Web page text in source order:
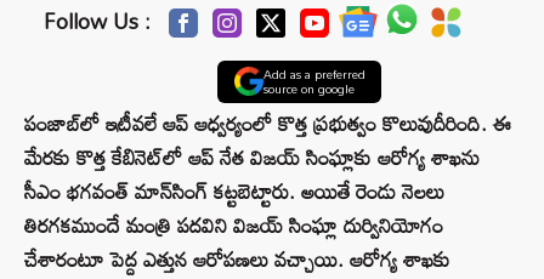
Follow Us :
Add as a preferred
source on google
పంజాబ్‌లో ఇటీవలే ఆప్ ఆధ్వర్యంలో కొత్త ప్రభుత్వం కొలువుదీరింది. ఈ
మేరకు కొత్త కేబినెట్‌లో ఆప్ నేత విజయ్ సింఘ్లాకు ఆరోగ్య శాఖను
సీఎం భగవంత్ మాన్‌సింగ్ కట్టబెట్టారు. అయితే రెండు నెలలు
తిరగకముందే మంత్రి పదవిని విజయ్ సింఘ్లా దుర్వినియోగం
చేశారంటూ పెద్ద ఎత్తున ఆరోపణలు వచ్చాయి. ఆరోగ్య శాఖకు